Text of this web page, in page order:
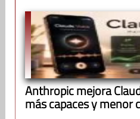
Anthropic mejora
más capaces y menor